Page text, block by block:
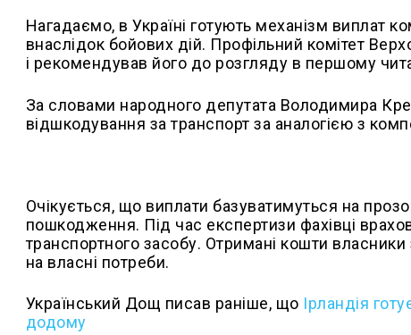
Нагадаємо, в Україні готують механізм виплат
внаслідок бойових дій. Профільний комітет
і рекомендував його до розгляду в першому
За словами народного депутата Володимира
відшкодування за транспорт за аналогією з
Очікується, що виплати базуватимуться на
пошкодження. Під час експертизи фахівці
транспортного засобу. Отримані кошти
на власні потреби.
Український Дощ писав раніше, що Ірландія
додому